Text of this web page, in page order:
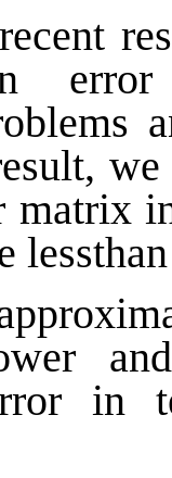
matrix
less
in